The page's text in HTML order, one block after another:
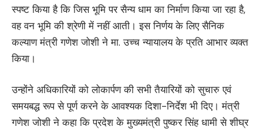
स्पष्ट किया है कि जिस भूमि पर सैन्य धाम का निर्माण किया जा रहा है,
वह वन भूमि की श्रेणी में नहीं आती। इस निर्णय के लिए सैनिक
कल्याण मंत्री गणेश जोशी ने मा. उच्च न्यायालय के प्रति आभार व्यक्त
किया।
उन्होंने अधिकारियों को लोकार्पण की सभी तैयारियों को सुचारु एवं
समयबद्ध रूप से पूर्ण करने के आवश्यक दिशा-निर्देश भी दिए। मंत्री
गणेश जोशी ने कहा कि प्रदेश के मुख्यमंत्री पुष्कर सिंह धामी से शीघ्र